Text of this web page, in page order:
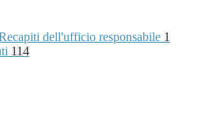
dell'ufficio responsabile 1
114